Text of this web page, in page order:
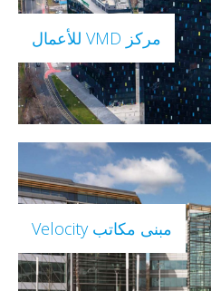
مركز VMD للأعمال
مبنى مكاتب Velocity